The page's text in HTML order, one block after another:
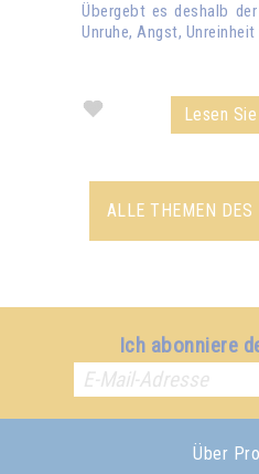
Übergebt es deshalb
Unruhe, Angst,
Lesen
ALLE THEMEN DES
Ich abonniere
Über